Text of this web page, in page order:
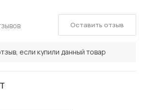
если купили данный товар
Оставить отзыв